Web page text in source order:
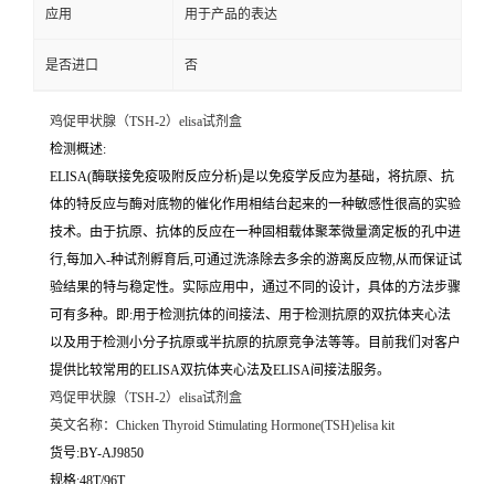
应用 用于产品的表达
是否进口 否
鸡促甲状腺（TSH-2）elisa试剂盒
检测概述:
ELISA(酶联接免疫吸附反应分析)是以免疫学反应为基础，将抗原、抗
体的特反应与酶对底物的催化作用相结台起来的一种敏感性很高的实验
技术。由于抗原、抗体的反应在一种固相载体聚苯微量滴定板的孔中进
行,每加入-种试剂孵育后,可通过洗涤除去多余的游离反应物,从而保证试
验结果的特与稳定性。实际应用中，通过不同的设计，具体的方法步骤
可有多种。即:用于检测抗体的间接法、用于检测抗原的双抗体夹心法
以及用于检测小分子抗原或半抗原的抗原竞争法等等。目前我们对客户
提供比较常用的ELISA双抗体夹心法及ELISA间接法服务。
鸡促甲状腺（TSH-2）elisa试剂盒
英文名称： Chicken Thyroid Stimulating Hormone(TSH)elisa kit
货号:BY-AJ9850